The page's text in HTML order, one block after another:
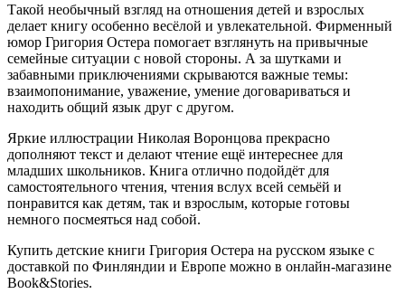
Такой необычный взгляд на отношения детей и взрослых
делает книгу особенно весёлой и увлекательной. Фирменный
юмор Григория Остера помогает взглянуть на привычные
семейные ситуации с новой стороны. А за шутками и
забавными приключениями скрываются важные темы:
взаимопонимание, уважение, умение договариваться и
находить общий язык друг с другом.
Яркие иллюстрации Николая Воронцова прекрасно
дополняют текст и делают чтение ещё интереснее для
младших школьников. Книга отлично подойдёт для
самостоятельного чтения, чтения вслух всей семьёй и
понравится как детям, так и взрослым, которые готовы
немного посмеяться над собой.
Купить детские книги Григория Остера на русском языке с
доставкой по Финляндии и Европе можно в онлайн-магазине
Book&Stories.